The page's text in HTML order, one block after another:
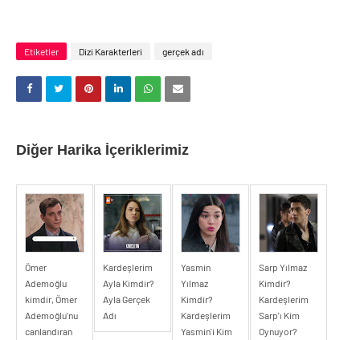
Etiketler Dizi Karakterleri gerçek adı
Diğer Harika İçeriklerimiz
Ömer
Ademoğlu
kimdir, Ömer
Ademoğlu'nu
canlandıran
Kardeşlerim
Ayla Kimdir?
Ayla Gerçek
Adı
Yasmin
Yılmaz
Kimdir?
Kardeşlerim
Yasmin'i Kim
Sarp Yılmaz
Kimdir?
Kardeşlerim
Sarp'ı Kim
Oynuyor?